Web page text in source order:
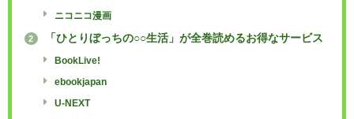
ニコニコ漫画
2 「ひとりぼっちの○○生活」が全巻読めるお得なサービス
BookLive!
ebookjapan
U-NEXT